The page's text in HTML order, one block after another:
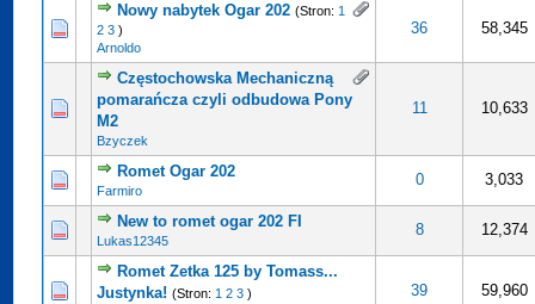
Nowy nabytek Ogar 202 (Stron: 1
2 3 )
Arnoldo
36 58,345
5 na 5 gwiazdek
Częstochowska Mechaniczną
pomarańcza czyli odbudowa Pony
M2
Bzyczek
11 10,633
5 gwiazdek
Romet Ogar 202
Farmiro
0 3,033
5 gwiazdek
New to romet ogar 202 FI
Lukas12345
8 12,374
5 gwiazdek
Romet Zetka 125 by Tomass...
Justynka! (Stron: 1 2 3 )
39 59,960
5 gwiazdek